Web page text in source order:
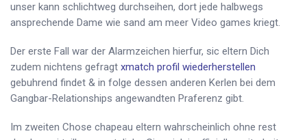
unser kann schlichtweg durchseihen, dort jede halbwegs
ansprechende Dame wie sand am meer Video games kriegt.
Der erste Fall war der Alarmzeichen hierfur, sic eltern Dich
zudem nichtens gefragt xmatch profil wiederherstellen
gebuhrend findet & in folge dessen anderen Kerlen bei dem
Gangbar-Relationships angewandten Praferenz gibt.
Im zweiten Chose chapeau eltern wahrscheinlich ohne rest